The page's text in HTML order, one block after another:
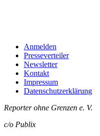
Anmelden
Presseverteiler
Newsletter
Kontakt
Impressum
Datenschutzerklärung
Reporter ohne Grenzen e. V.
c/o Publix